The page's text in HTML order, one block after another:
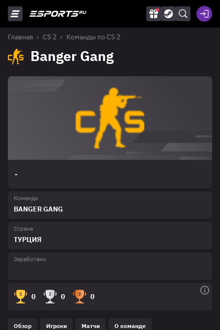
Главная CS 2 Команды по CS 2
Banger Gang
-
Команда
BANGER GANG
Страна
ТУРЦИЯ
Заработано
0 0 0
Обзор Игроки Матчи О команде